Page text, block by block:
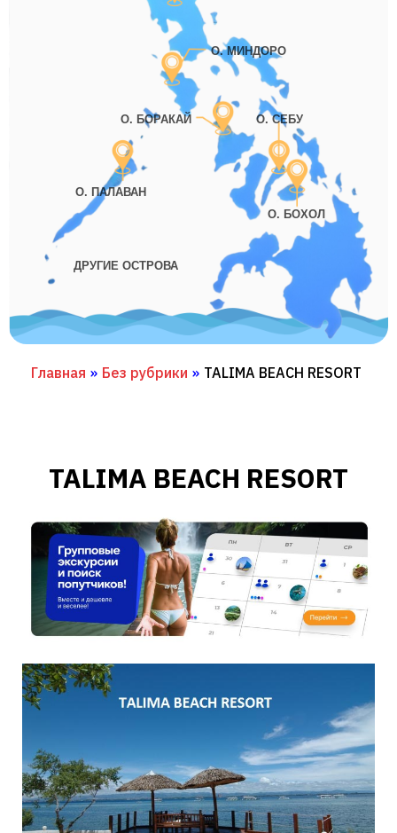
О. МИНДОРО
О. БОРАКАЙ
О. ПАЛАВАН
О. СЕБУ
О. БОХОЛ
ДРУГИЕ ОСТРОВА
Главная » Без рубрики » TALIMA BEACH RESORT
TALIMA BEACH RESORT